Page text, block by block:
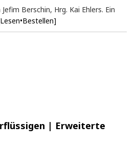
Berschin, Hrg. Kai Ehlers. Ein
| Erweiterte